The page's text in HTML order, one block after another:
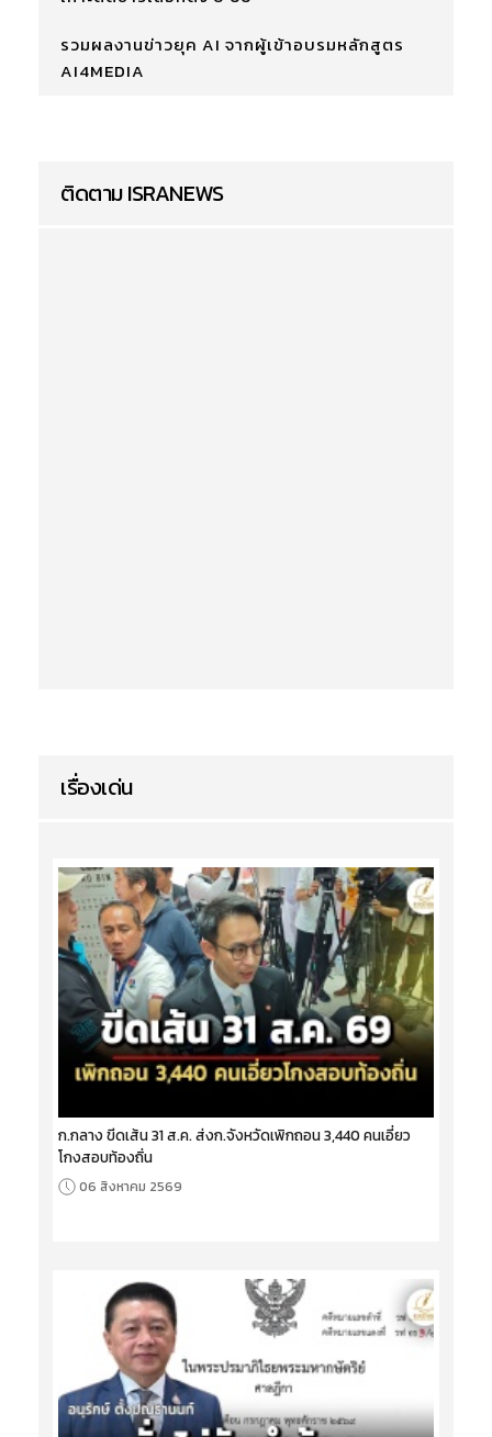
รวมผลงานข่าวยุค AI จากผู้เข้าอบรมหลักสูตร
AI4MEDIA
ติดตาม ISRANEWS
เรื่องเด่น
ก.กลาง ขีดเส้น 31 ส.ค. ส่งก.จังหวัดเพิกถอน 3,440 คนเอี่ยว
โกงสอบท้องถิ่น
06 สิงหาคม 2569